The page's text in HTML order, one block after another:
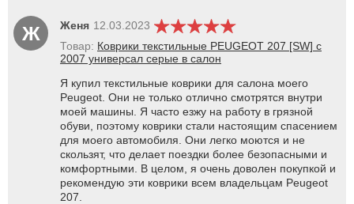
Ж Женя 12.03.2023
Товар: Коврики текстильные PEUGEOT 207 [SW] с
2007 универсал серые в салон
Я купил текстильные коврики для салона моего
Peugeot. Они не только отлично смотрятся внутри
моей машины. Я часто езжу на работу в грязной
обуви, поэтому коврики стали настоящим спасением
для моего автомобиля. Они легко моются и не
скользят, что делает поездки более безопасными и
комфортными. В целом, я очень доволен покупкой и
рекомендую эти коврики всем владельцам Peugeot
207.